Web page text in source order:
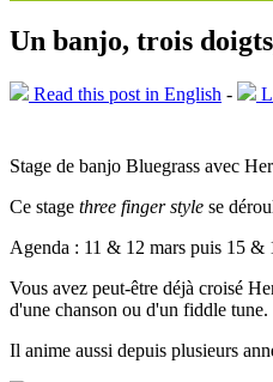
Un banjo, trois
Read this post in English -
Stage de banjo Bluegrass avec
Ce stage three finger style se
Agenda : 11 & 12 mars puis 15 &
Vous avez peut-être déjà croisé
d'une chanson ou d'un fiddle tune.
Il anime aussi depuis plusieurs